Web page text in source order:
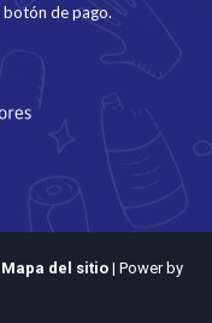
botón de pago.
Mapa del sitio| Power by